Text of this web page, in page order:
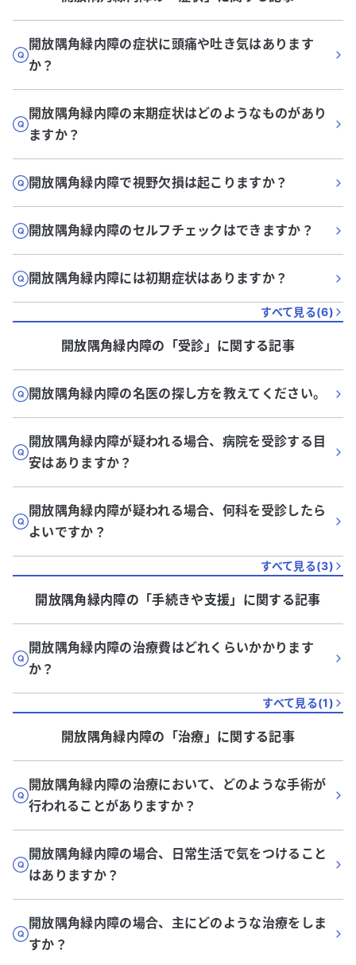
開放隅角緑内障の症状に頭痛や吐き気はあります
か？
開放隅角緑内障の末期症状はどのようなものがあり
ますか？
開放隅角緑内障で視野欠損は起こりますか？
開放隅角緑内障のセルフチェックはできますか？
開放隅角緑内障には初期症状はありますか？
すべて見る(6)
開放隅角緑内障の「受診 」に関する記事
開放隅角緑内障の名医の探し方を教えてください。
開放隅角緑内障が疑われる場合、病院を受診する目
安はありますか？
開放隅角緑内障が疑われる場合、何科を受診したら
よいですか？
すべて見る(3)
開放隅角緑内障の「手続きや支援」に関する記事
開放隅角緑内障の治療費はどれくらいかかります
か？
すべて見る(1)
開放隅角緑内障の「治療 」に関する記事
開放隅角緑内障の治療において、どのような手術が
行われることがありますか？
開放隅角緑内障の場合、日常生活で気をつけること
はありますか？
開放隅角緑内障の場合、主にどのような治療をしま
すか？